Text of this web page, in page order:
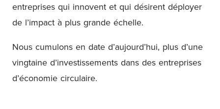
entreprises qui innovent et qui désirent déployer
de l’impact à plus grande échelle.
Nous cumulons en date d’aujourd’hui, plus d’une
vingtaine d’investissements dans des entreprises
d’économie circulaire.